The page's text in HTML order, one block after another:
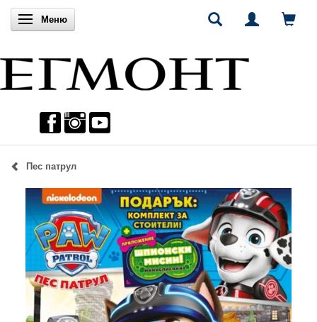
Включи навигацията
Меню
Пес патрул